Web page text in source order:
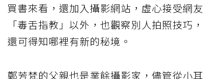
買書來看，還加入攝影網站，虛心接受網友
「毒舌指教」以外，也觀察別人拍照技巧，
還可得知哪裡有新的秘境。
鄭芳梵的父親也是業餘攝影家，儘管從小耳